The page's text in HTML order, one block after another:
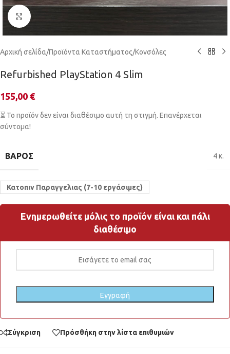
Κλικ για μεγέθυνση
Αρχική σελίδα/Προϊόντα Καταστήματος/Κονσόλες
Refurbished PlayStation 4 Slim
155,00 €
⏳ Το προϊόν δεν είναι διαθέσιμο αυτή τη στιγμή. Επανέρχεται
σύντομα!
ΒΆΡΟΣ 4 κ.
Κατοπιν Παραγγελιας (7-10 εργάσιμες)
Ενημερωθείτε μόλις το προϊόν είναι και πάλι
διαθέσιμο
Σύγκριση Πρόσθήκη στην λίστα επιθυμιών